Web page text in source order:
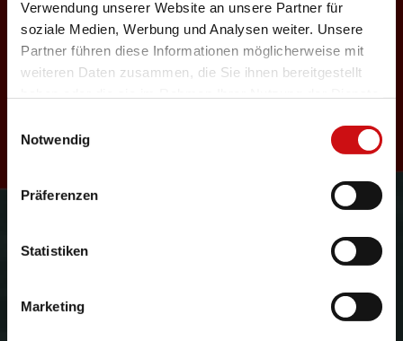
Verwendung unserer Website an unsere Partner für
soziale Medien, Werbung und Analysen weiter. Unsere
Partner führen diese Informationen möglicherweise mit
weiteren Daten zusammen, die Sie ihnen bereitgestellt
Notwendig
Präferenzen
Statistiken
Marketing
n
R
e
Keine Karten für Ihre Auswahl verfügbar